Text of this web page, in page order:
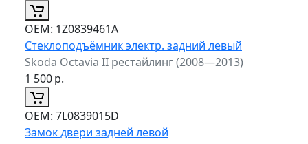
ОЕМ: 1Z0839461A
Стеклоподъёмник электр. задний левый
Skoda Octavia II рестайлинг (2008—2013)
1 500р.
ОЕМ: 7L0839015D
Замок двери задней левой